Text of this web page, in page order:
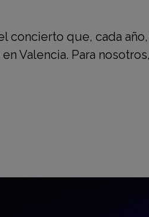
que, cada
Valencia. Para